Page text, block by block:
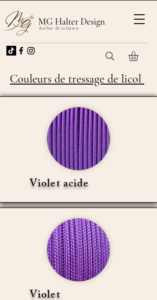
MG Halter Design
Atelier de création
Couleurs de tressage de licol
Violet acide
Violet